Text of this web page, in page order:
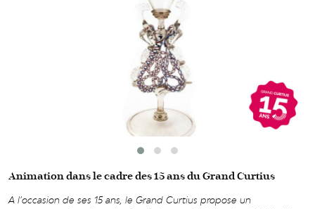
Animation dans le cadre des 15 ans du Grand Curtius
A l’occasion de ses 15 ans, le Grand Curtius propose un